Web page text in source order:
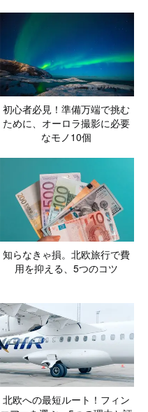
初心者必見！準備万端で挑む
ために、オーロラ撮影に必要
なモノ10個
知らなきゃ損。北欧旅行で費
用を抑える、5つのコツ
北欧への最短ルート！フィン